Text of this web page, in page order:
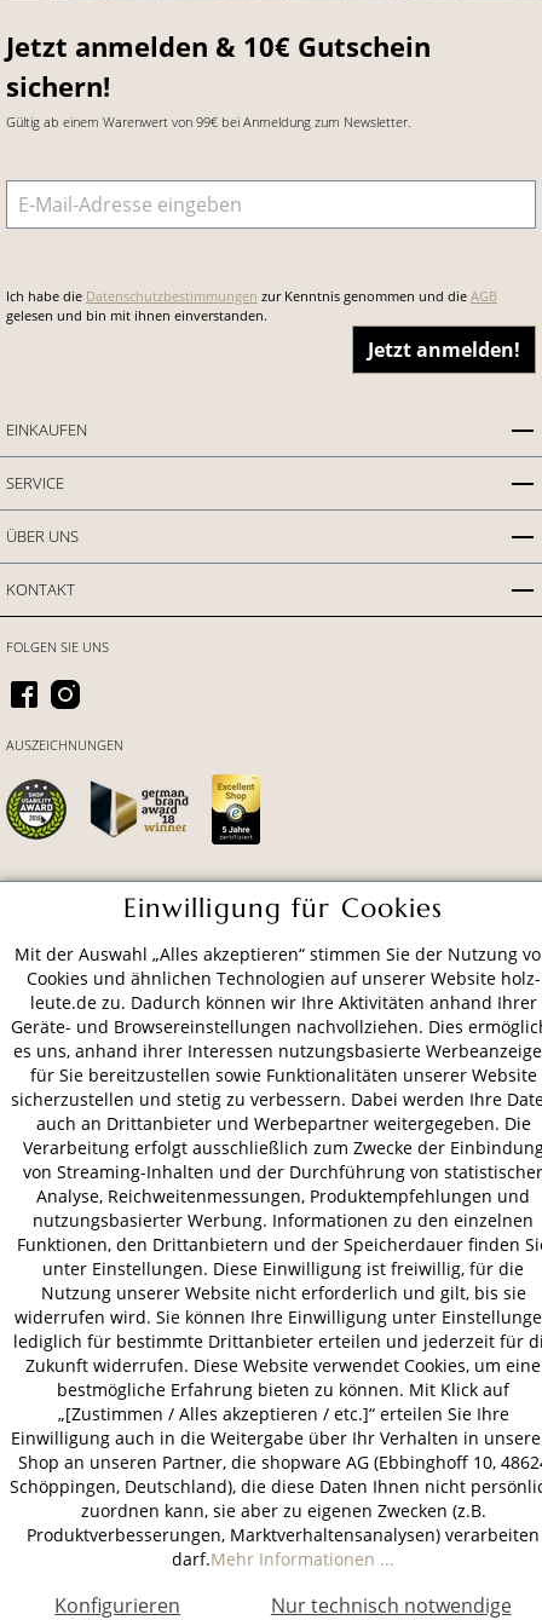
Jetzt anmelden & 10€ Gutschein
sichern!
Gültig ab einem Warenwert von 99€ bei Anmeldung zum Newsletter.
E-Mail-Adresse
Ich habe die Datenschutzbestimmungen zur Kenntnis genommen und die AGB
gelesen und bin mit ihnen einverstanden.
Jetzt anmelden!
EINKAUFEN
SERVICE
ÜBER UNS
KONTAKT
VERSAND
FOLGEN SIE UNS
AUSZEICHNUNGEN
AGB Datenschutz
Impressum
© 2026 HOLZ-LEUTE
* Alle Preise inkl. gesetzl. Mehrwertsteuer zzgl.Versandkosten.
Einwilligung für Cookies
Mit der Auswahl „Alles akzeptieren“ stimmen Sie der Nutzung
Cookies und ähnlichen Technologien auf unserer Website holz-
leute.de zu. Dadurch können wir Ihre Aktivitäten anhand Ihrer
Geräte- und Browsereinstellungen nachvollziehen. Dies
es uns, anhand ihrer Interessen nutzungsbasierte
für Sie bereitzustellen sowie Funktionalitäten unserer Website
sicherzustellen und stetig zu verbessern. Dabei werden Ihre
auch an Drittanbieter und Werbepartner weitergegeben. Die
Verarbeitung erfolgt ausschließlich zum Zwecke der
von Streaming-Inhalten und der Durchführung von statistischer
Analyse, Reichweitenmessungen, Produktempfehlungen und
nutzungsbasierter Werbung. Informationen zu den einzelnen
Funktionen, den Drittanbietern und der Speicherdauer finden
unter Einstellungen. Diese Einwilligung ist freiwillig, für die
Nutzung unserer Website nicht erforderlich und gilt, bis sie
widerrufen wird. Sie können Ihre Einwilligung unter
lediglich für bestimmte Drittanbieter erteilen und jederzeit für
Zukunft widerrufen. Diese Website verwendet Cookies, um eine
bestmögliche Erfahrung bieten zu können. Mit Klick auf
„[Zustimmen / Alles akzeptieren / etc.]“ erteilen Sie Ihre
Einwilligung auch in die Weitergabe über Ihr Verhalten in
Shop an unseren Partner, die shopware AG (Ebbinghoff 10,
Schöppingen, Deutschland), die diese Daten Ihnen nicht
zuordnen kann, sie aber zu eigenen Zwecken (z.B.
Produktverbesserungen, Marktverhaltensanalysen) verarbeiten
darf.Mehr Informationen ...
Nur technisch notwendige
Konfigurieren